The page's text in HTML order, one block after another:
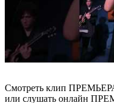
Смотреть клип
или слушать онлайн